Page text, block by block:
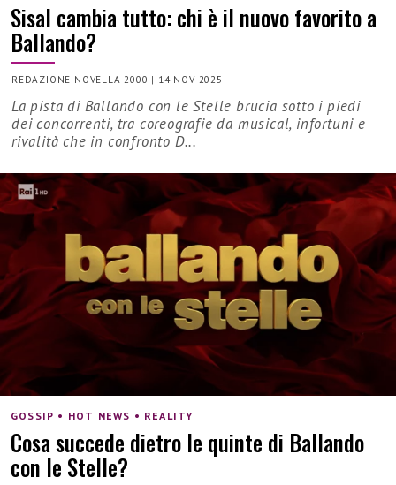
Sisal cambia tutto: chi è il nuovo favorito a
Ballando?
REDAZIONE NOVELLA 2000 | 14 NOV 2025
La pista di Ballando con le Stelle brucia sotto i piedi
dei concorrenti, tra coreografie da musical, infortuni e
rivalità che in confronto D...
GOSSIP • HOT NEWS • REALITY
Cosa succede dietro le quinte di Ballando
con le Stelle?